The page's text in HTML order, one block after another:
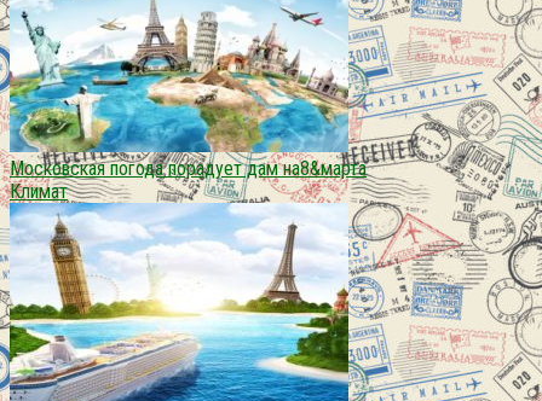
Московская погода порадует дам на8&марта
Климат